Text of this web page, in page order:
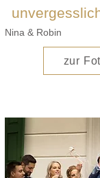
Nina & Robin
zur